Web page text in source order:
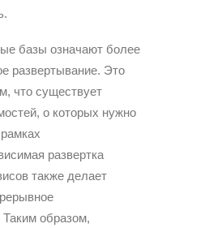
базы означают более
развертывание. Это
что существует
о которых нужно
развертка
также делает
Таким образом,